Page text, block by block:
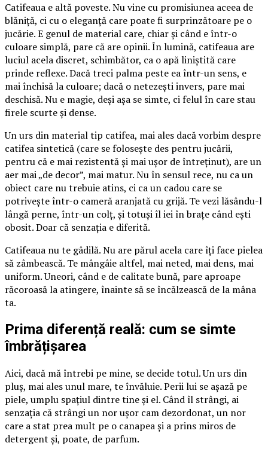
Catifeaua e altă poveste. Nu vine cu promisiunea aceea de
blăniță, ci cu o eleganță care poate fi surprinzătoare pe o
jucărie. E genul de material care, chiar și când e într-o
culoare simplă, pare că are opinii. În lumină, catifeaua are
luciul acela discret, schimbător, ca o apă liniștită care
prinde reflexe. Dacă treci palma peste ea într-un sens, e
mai închisă la culoare; dacă o netezești invers, pare mai
deschisă. Nu e magie, deși așa se simte, ci felul în care stau
firele scurte și dense.
Un urs din material tip catifea, mai ales dacă vorbim despre
catifea sintetică (care se folosește des pentru jucării,
pentru că e mai rezistentă și mai ușor de întreținut), are un
aer mai „de decor”, mai matur. Nu în sensul rece, nu ca un
obiect care nu trebuie atins, ci ca un cadou care se
potrivește într-o cameră aranjată cu grijă. Te vezi lăsându-l
lângă perne, într-un colț, și totuși îl iei în brațe când ești
obosit. Doar că senzația e diferită.
Catifeaua nu te gâdilă. Nu are părul acela care îți face pielea
să zâmbească. Te mângâie altfel, mai neted, mai dens, mai
uniform. Uneori, când e de calitate bună, pare aproape
răcoroasă la atingere, înainte să se încălzească de la mâna
ta.
Prima diferență reală: cum se simte
îmbrățișarea
Aici, dacă mă întrebi pe mine, se decide totul. Un urs din
pluș, mai ales unul mare, te învăluie. Perii lui se așază pe
piele, umplu spațiul dintre tine și el. Când îl strângi, ai
senzația că strângi un nor ușor cam dezordonat, un nor
care a stat prea mult pe o canapea și a prins miros de
detergent și, poate, de parfum.